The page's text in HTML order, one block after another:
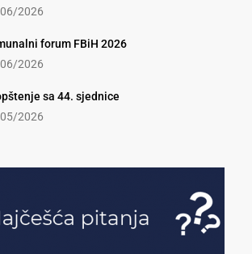
2026
forum FBiH 2026
2026
sa 44. sjednice
2026